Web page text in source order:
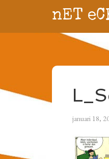
nET
januari 18,